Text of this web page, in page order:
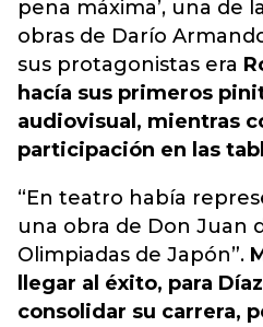
pena máxima’, una de
obras de Darío
sus protagonistas era
hacía sus primeros
audiovisual, mientras
participación en las
“En teatro había
una obra de Don Juan
Olimpiadas de Japón”.
llegar al éxito, para
consolidar su carrera,